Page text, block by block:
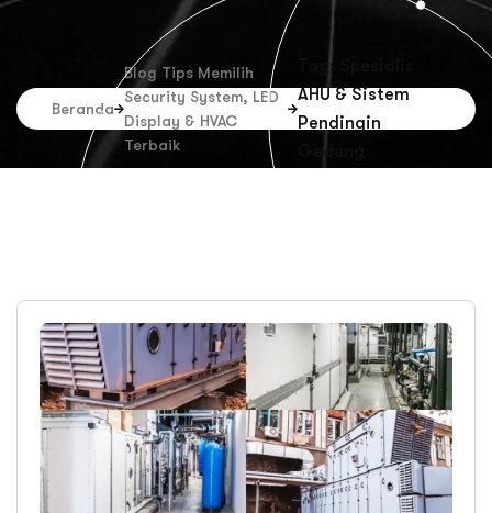
Beranda
Blog Tips Memilih
Security System, LED
Display & HVAC
Terbaik
Tag: Spesialis
AHU & Sistem
Pendingin
Gedung